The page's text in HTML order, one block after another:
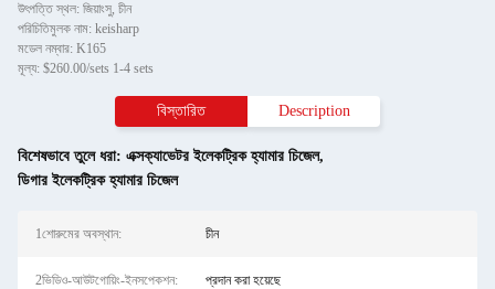
উৎপত্তি স্থল: জিয়াংসু, চীন
পরিচিতিমুলক নাম: keisharp
মডেল নম্বার: K165
মূল্য: $260.00/sets 1-4 sets
বিস্তারিত Description
বিশেষভাবে তুলে ধরা: এক্সক্যাভেটর ইলেকট্রিক হ্যামার চিজেল,
ডিগার ইলেকট্রিক হ্যামার চিজেল
1শোরুমের অবস্থান: চীন
2ভিডিও-আউটগোয়িং-ইনসপেকশন: প্রদান করা হয়েছে